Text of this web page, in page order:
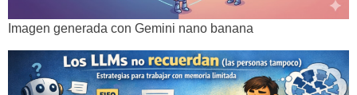
Imagen generada con Gemini nano banana